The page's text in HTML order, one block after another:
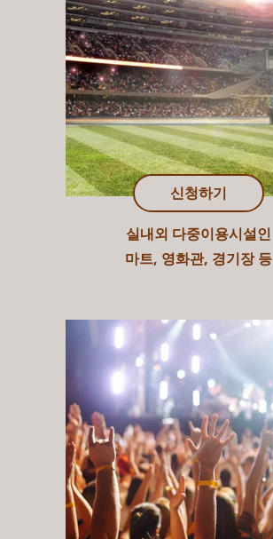
신청하기
실내외 다중이용시설인
마트, 영화관, 경기장 등